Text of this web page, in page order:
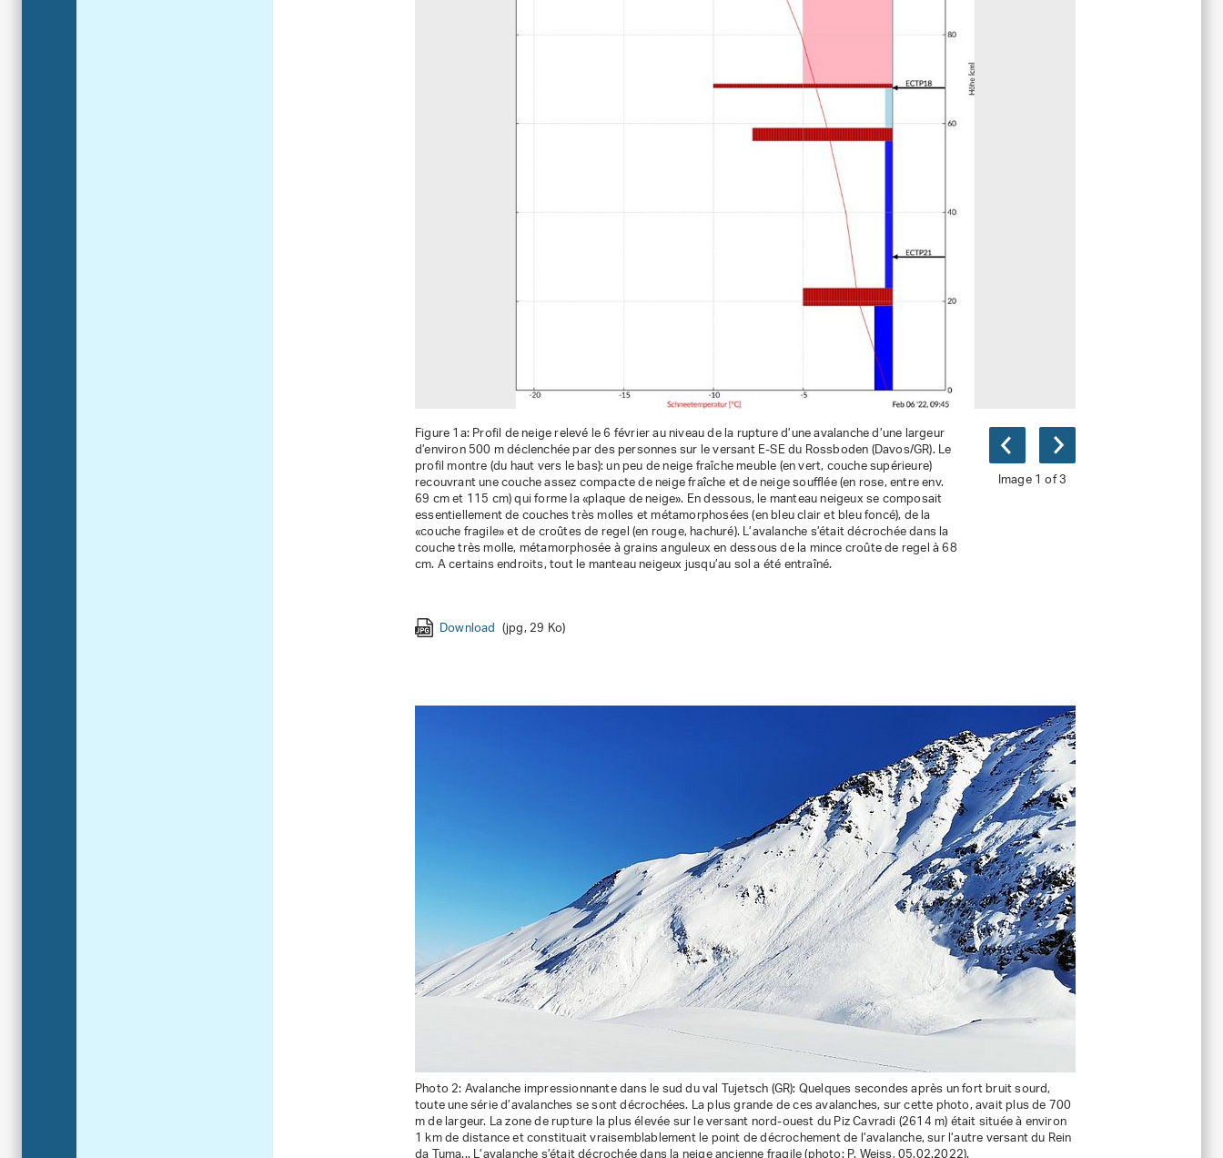
Image 1 of 3
Figure 1a: Profil de neige relevé le 6 février au niveau de la rupture d’une avalanche d’une largeur
d’environ 500 m déclenchée par des personnes sur le versant E-SE du Rossboden (Davos/GR). Le
profil montre (du haut vers le bas): un peu de neige fraîche meuble (en vert, couche supérieure)
recouvrant une couche assez compacte de neige fraîche et de neige soufflée (en rose, entre env.
69 cm et 115 cm) qui forme la «plaque de neige». En dessous, le manteau neigeux se composait
essentiellement de couches très molles et métamorphosées (en bleu clair et bleu foncé), de la
«couche fragile» et de croûtes de regel (en rouge, hachuré). L’avalanche s’était décrochée dans la
couche très molle, métamorphosée à grains anguleux en dessous de la mince croûte de regel à 68
cm. A certains endroits, tout le manteau neigeux jusqu’au sol a été entraîné.
Download (jpg, 29 Ko)
Download(jpg, 81 Ko)
Download(jpg, 129 Ko)
Photo 2: Avalanche impressionnante dans le sud du val Tujetsch (GR): Quelques secondes après un fort bruit sourd,
toute une série d’avalanches se sont décrochées. La plus grande de ces avalanches, sur cette photo, avait plus de 700
m de largeur. La zone de rupture la plus élevée sur le versant nord-ouest du Piz Cavradi (2614 m) était située à environ
1 km de distance et constituait vraisemblablement le point de décrochement de l’avalanche, sur l’autre versant du Rein